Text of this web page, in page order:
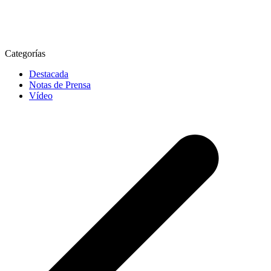
Categorías
Destacada
Notas de Prensa
Vídeo